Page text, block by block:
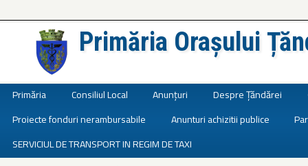
Primăria Orașului
Primăria Consiliul Local Anunțuri Despre Țăndărei
Proiecte fonduri nerambursabile
Anunturi achizitii publice
SERVICIUL DE TRANSPORT IN REGIM DE TAXI